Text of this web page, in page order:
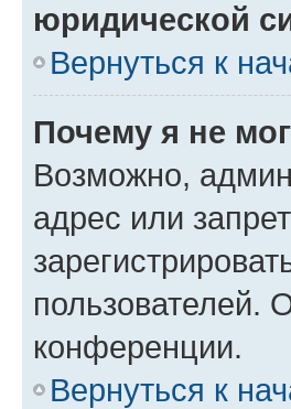
юридической
Вернуться к
Почему я не
Возможно,
адрес или
пользователей.
конференции.
Вернуться к